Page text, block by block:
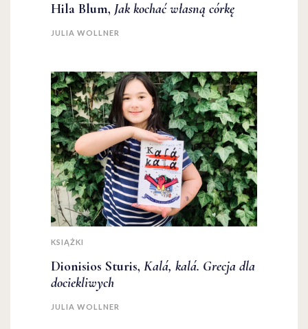
Hila Blum, Jak kochać własną córkę
JULIA WOLLNER
KSIĄŻKI
Dionisios Sturis, Kalá, kalá. Grecja dla
dociekliwych
JULIA WOLLNER